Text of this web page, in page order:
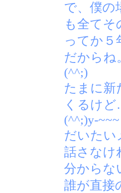
で、僕の
も全てそ
ってか５
だからね
(^^;)
たまに新
くるけ
(^^;)y-~~~
だいたい
話さな
分からな
誰が直接